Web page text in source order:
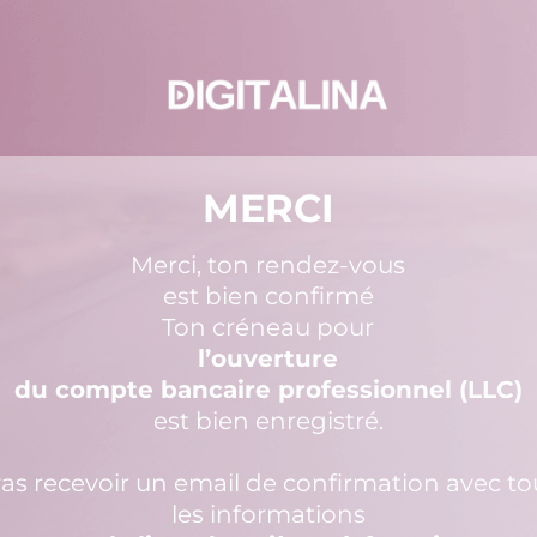
MERCI
Merci, ton rendez-vous
est bien confirmé
Ton créneau pour
l’ouverture
du compte bancaire professionnel (LLC)
est bien enregistré.
recevoir un email de confirmation avec
les informations